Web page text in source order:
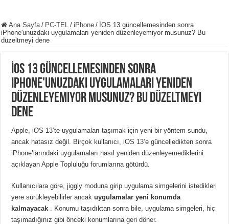
Ana Sayfa / PC-TEL / iPhone / İOS 13 güncellemesinden sonra
iPhone'unuzdaki uygulamaları yeniden düzenleyemiyor musunuz? Bu
düzeltmeyi dene
İOS 13 güncellemesinden sonra
iPhone'unuzdaki uygulamaları yeniden
düzenleyemiyor musunuz? Bu düzeltmeyi
dene
Apple, iOS 13’te uygulamaları taşımak için yeni bir yöntem sundu,
ancak hatasız değil. Birçok kullanıcı, iOS 13’e güncelledikten sonra
iPhone’larındaki uygulamaları nasıl yeniden düzenleyemediklerini
açıklayan Apple Topluluğu forumlarına götürdü.
Kullanıcılara göre, jiggly moduna girip uygulama simgelerini istedikleri
yere sürükleyebilirler ancakuygulamalar yeni konumda
kalmayacak . Konumu taşıdıktan sonra bile, uygulama simgeleri, hiç
taşımadığınız gibi önceki konumlarına geri döner.